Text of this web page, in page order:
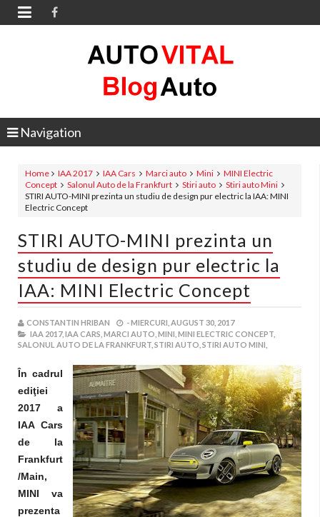

Navigation
Home IAA 2017 IAA Cars Marci auto Mini
MINI Electric
Concept
Salonul Auto de la Frankfurt Stiri auto
Stiri auto Mini
STIRI AUTO-MINI prezinta un studiu de design pur electric la IAA: MINI
Electric Concept
STIRI AUTO-MINI prezinta un
studiu de design pur electric la
IAA: MINI Electric Concept
CONSTANTIN HRIBAN -MIERCURI, AUGUST 30, 2017
IAA 2017, IAA CARS, MARCI AUTO, MINI, MINI ELECTRIC CONCEPT,
SALONUL AUTO DE LA FRANKFURT, STIRI AUTO, STIRI AUTO MINI,
În cadrul
ediţiei
2017 a
IAA Cars
de la
Frankfurt
/Main,
MINI va
prezenta